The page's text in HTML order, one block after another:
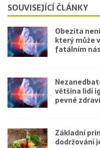
SOUVISEJÍCÍ ČLÁNKY
Obezita
který může
fatálním
většina lidí
pevné zdraví
Základní
dodržování